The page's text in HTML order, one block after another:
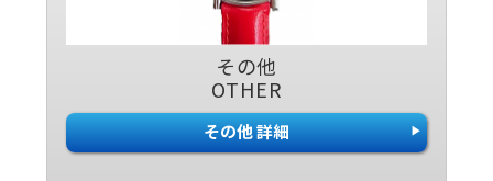
その他
OTHER
その他 詳細